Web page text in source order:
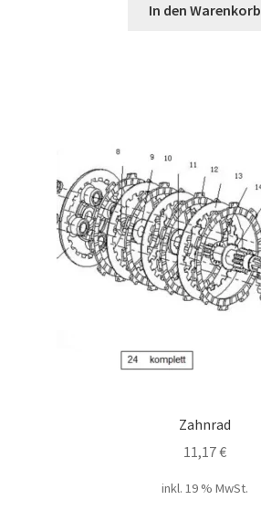
In den Warenkorb
Zahnrad
11,17€
inkl. 19 % MwSt.